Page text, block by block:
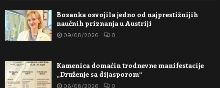
Bosanka osvojila jedno od najprestižnijih
naučnih priznanja u Austriji
09/08/2026 0
Kamenica domaćin trodnevne manifestacije
„Druženje sa dijasporom“
06/08/2026 0